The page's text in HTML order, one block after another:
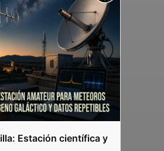
Estación científica y